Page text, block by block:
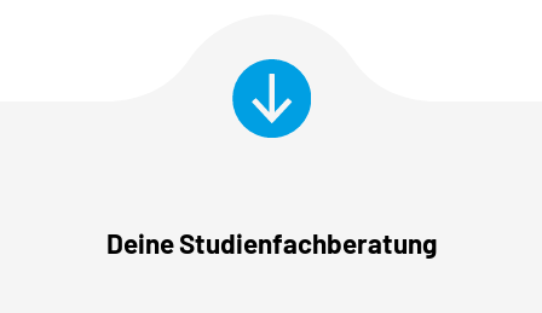
Deine Studienfachberatung